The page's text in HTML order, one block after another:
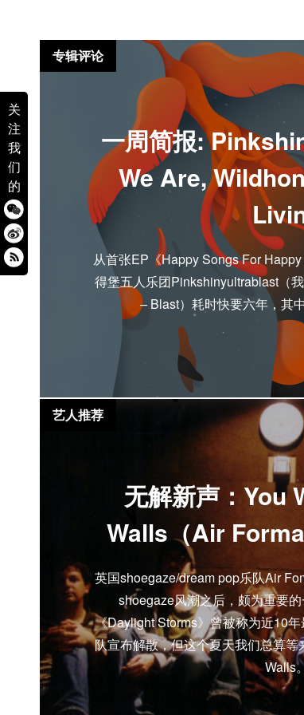
关
注
我
们
的
一周简报:
We Are,
从首张EP《Happy Songs For
得堡五人乐团Pinkshinyultrablast（
– Blast）耗时快要六年，其
专辑评论
无解新声：You
Walls（Air
英国shoegaze/dream pop乐队Air
shoegaze风潮之后，颇为重要
《Daylight Storms》曾被称为近10
队宣布解散，但这个夏天我们总算
Walls
艺人推荐